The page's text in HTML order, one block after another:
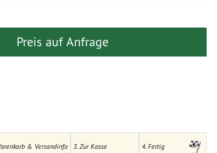
& Versandinfo 3. Zur Kasse 4. Fertig
Preis auf Anfrage